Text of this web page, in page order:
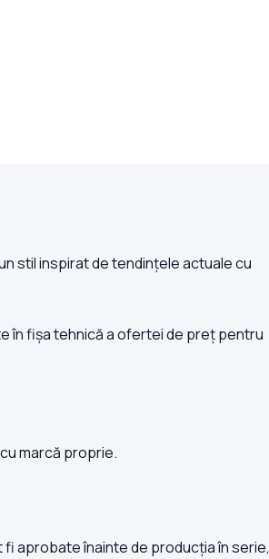
stil inspirat de tendințele actuale cu
în fișa tehnică a ofertei de preț pentru
marcă proprie.
aprobate înainte de producția în serie,